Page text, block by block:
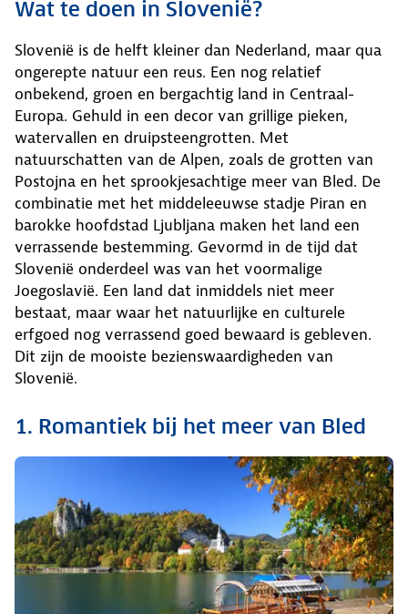
Wat te doen in Slovenië?
Slovenië is de helft kleiner dan Nederland, maar qua
ongerepte natuur een reus. Een nog relatief
onbekend, groen en bergachtig land in Centraal-
Europa. Gehuld in een decor van grillige pieken,
watervallen en druipsteengrotten. Met
natuurschatten van de Alpen, zoals de grotten van
Postojna en het sprookjesachtige meer van Bled. De
combinatie met het middeleeuwse stadje Piran en
barokke hoofdstad Ljubljana maken het land een
verrassende bestemming. Gevormd in de tijd dat
Slovenië onderdeel was van het voormalige
Joegoslavië. Een land dat inmiddels niet meer
bestaat, maar waar het natuurlijke en culturele
erfgoed nog verrassend goed bewaard is gebleven.
Dit zijn de mooiste bezienswaardigheden van
Slovenië.
1. Romantiek bij het meer van Bled